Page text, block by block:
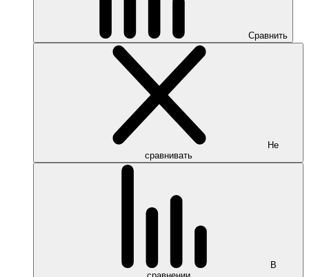
Сравнить
Не
сравнивать
В